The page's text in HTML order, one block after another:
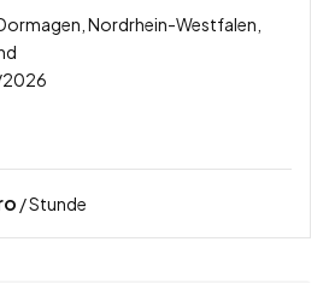
Nordrhein-Westfalen,
/ Stunde